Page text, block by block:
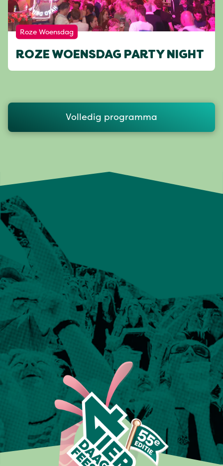
Roze Woensdag
ROZE WOENSDAG PARTY NIGHT
Volledig programma